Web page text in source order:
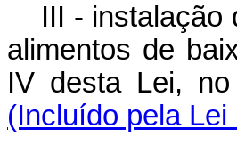
III - instalação
alimentos de
IV desta Lei,
(Incluído pela Lei